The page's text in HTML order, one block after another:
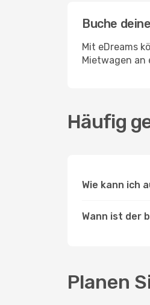
Buche
Mit eDreams
Mietwagen an
Häufig
Wie kann ich
Wann ist der
Planen